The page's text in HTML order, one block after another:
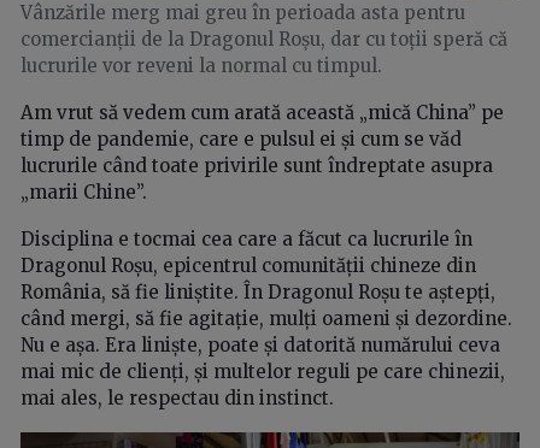
Vânzările merg mai greu în perioada asta pentru
comercianții de la Dragonul Roșu, dar cu toții speră că
lucrurile vor reveni la normal cu timpul.
Am vrut să vedem cum arată această „mică China” pe
timp de pandemie, care e pulsul ei și cum se văd
lucrurile când toate privirile sunt îndreptate asupra
„marii Chine”.
Disciplina e tocmai cea care a făcut ca lucrurile în
Dragonul Roșu, epicentrul comunității chineze din
România, să fie liniștite. În Dragonul Roșu te aștepți,
când mergi, să fie agitație, mulți oameni și dezordine.
Nu e așa. Era liniște, poate și datorită numărului ceva
mai mic de clienți, și multelor reguli pe care chinezii,
mai ales, le respectau din instinct.